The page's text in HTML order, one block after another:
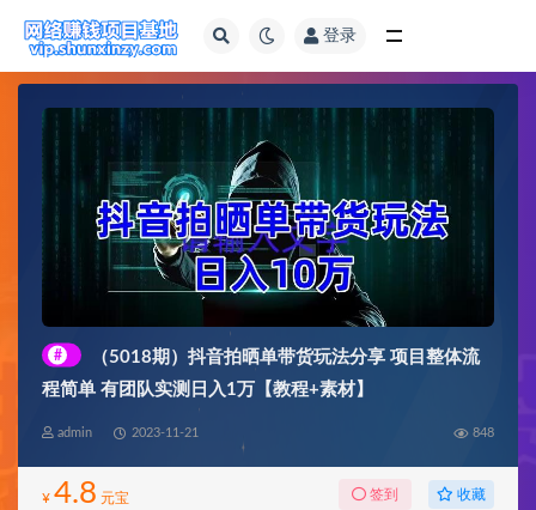
登录
#
（5018期）抖音拍晒单带货玩法分享 项目整体流
程简单 有团队实测日入1万【教程+素材】
admin 2023-11-21 848
¥ 4.8 元宝 签到 收藏